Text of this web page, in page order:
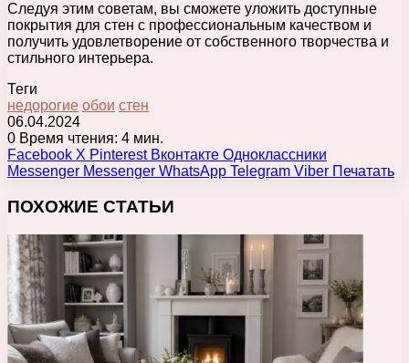
Следуя этим советам, вы сможете уложить доступные
покрытия для стен с профессиональным качеством и
получить удовлетворение от собственного творчества и
стильного интерьера.
Теги
недорогие обои стен
06.04.2024
0 Время чтения: 4 мин.
Facebook X Pinterest Вконтакте Одноклассники
Messenger Messenger WhatsApp Telegram Viber Печатать
ПОХОЖИЕ СТАТЬИ